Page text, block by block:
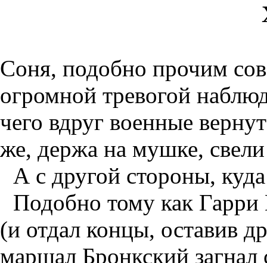
Соня, подобно прочим
огромной тревогой
чего вдруг военные
же, держа на мушке,
А с другой стороны,
Подобно тому как Гарри
(и отдал концы, оставив
маршал Бронкский загнал